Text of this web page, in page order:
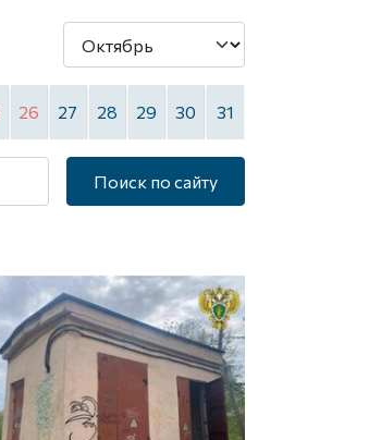
26 27 28 29 30 31
Поиск по сайту